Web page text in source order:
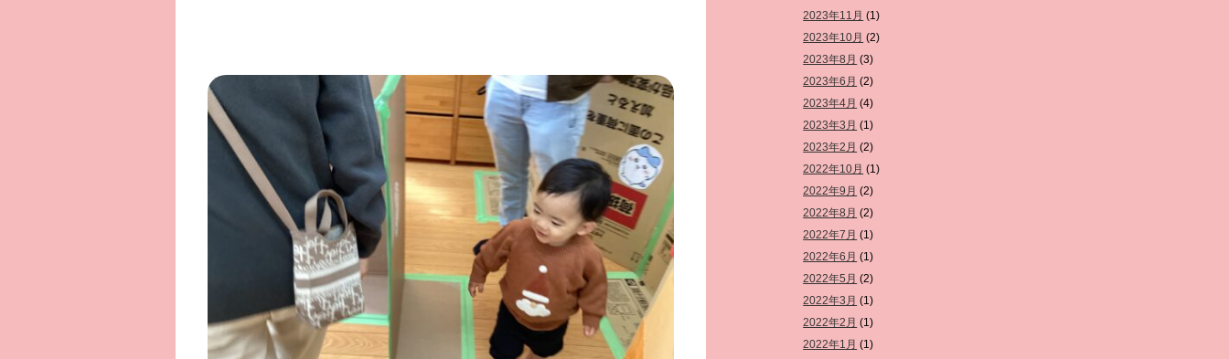
2023年11月 (1)
2023年10月 (2)
2023年8月 (3)
2023年6月 (2)
2023年4月 (4)
2023年3月 (1)
2023年2月 (2)
2022年10月 (1)
2022年9月 (2)
2022年8月 (2)
2022年7月 (1)
2022年6月 (1)
2022年5月 (2)
2022年3月 (1)
2022年2月 (1)
2022年1月 (1)